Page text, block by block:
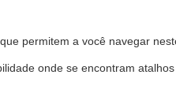
permitem a você navegar
onde se encontram